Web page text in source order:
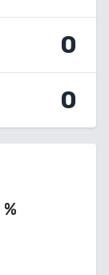
0
0
%